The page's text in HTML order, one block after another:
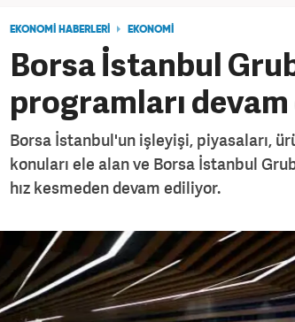
EKONOMİ HABERLERİ EKONOMİ
Borsa İstanbul
programları
Borsa İstanbul'un işleyişi, piyasaları,
konuları ele alan ve Borsa İstanbul
hız kesmeden devam ediliyor.